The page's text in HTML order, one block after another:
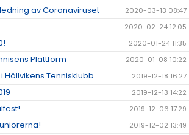
av Coronaviruset 2020-03-13 08:47
2020-02-24 12:05
2020-01-24 11:35
Plattform 2020-01-08 10:22
Tennisklubb 2019-12-18 16:27
2019-12-13 14:22
2019-12-06 17:29
2019-12-02 13:49